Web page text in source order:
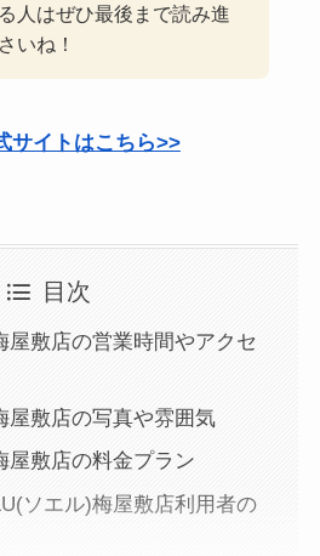
人はぜひ最後まで読み進
いね！
サイトはこちら>>
目次
屋敷店の営業時間やアクセ
屋敷店の写真や雰囲気
屋敷店の料金プラン
ソエル)梅屋敷店利用者の